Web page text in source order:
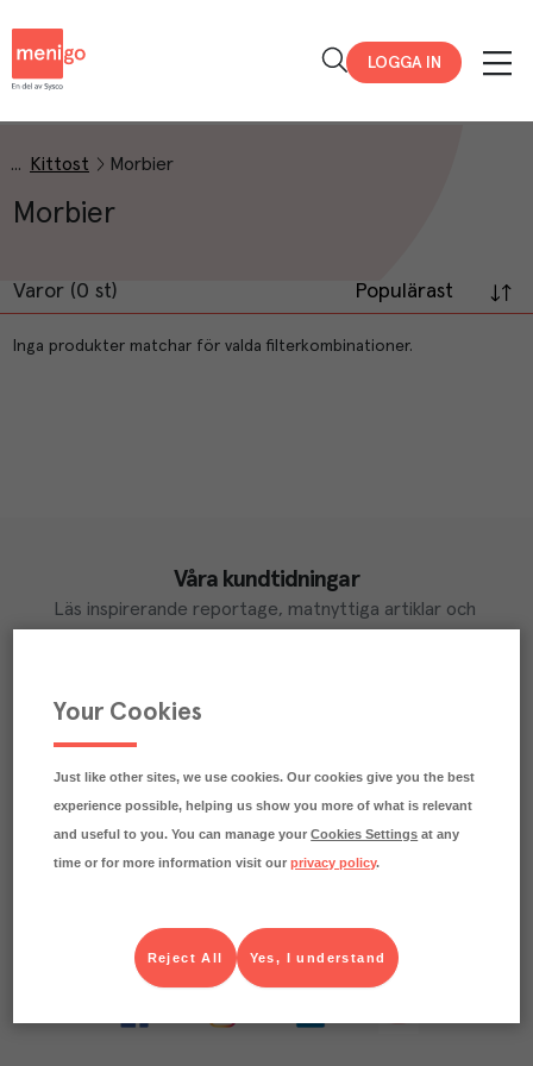
LOGGA IN
Kittost Morbier
Morbier
Varor (0 st) Populärast
Inga produkter matchar för valda filterkombinationer.
Våra kundtidningar
Läs inspirerande reportage, matnyttiga artiklar och
Your Cookies
Just like other sites, we use cookies. Our cookies give you the best
experience possible, helping us show you more of what is relevant
and useful to you. You can manage yourCookies Settings at any
time or for more information visit ourprivacy policy.
Yes, I understand
Reject All